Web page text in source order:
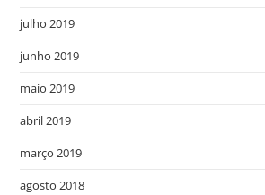
julho 2019
junho 2019
maio 2019
abril 2019
março 2019
agosto 2018